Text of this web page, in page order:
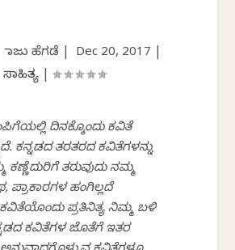
ರಾಜು ಹೆಗಡೆ | Dec 20, 2017
ಸಾಹಿತ್ಯ|
ದಿನಕ್ಕೊಂದು ಕವಿತೆ
ಕನ್ನಡದ ತರತರದ ಕವಿತೆಗಳನ್ನು
ಕಣ್ಣೆದುರಿಗೆ ತರುವುದು ನಮ್ಮ
ಹಂಗಿಲ್ಲದೆ
ಪ್ರತಿನಿತ್ಯ ನಿಮ್ಮ ಬಳಿ
ಕವಿತೆಗಳ ಜೊತೆಗೆ ಇತರ